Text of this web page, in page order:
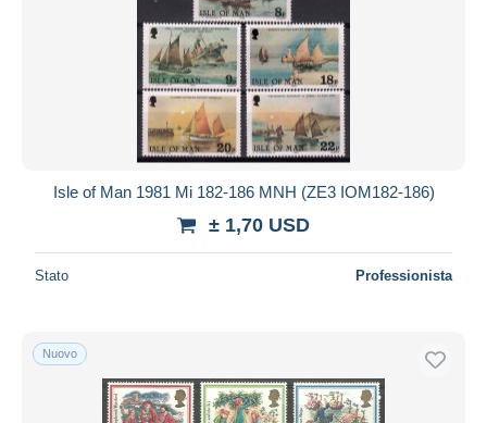
Isle of Man 1981 Mi 182-186 MNH (ZE3 IOM182-186)
± 1,70 USD
Stato Professionista
Nuovo